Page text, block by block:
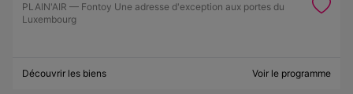
PLAIN'AIR — Fontoy Une adresse d'exception aux portes du
Luxembourg
Découvrir les biens Voir le programme